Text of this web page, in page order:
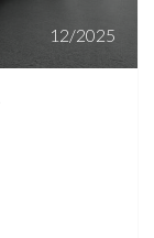
12/2025